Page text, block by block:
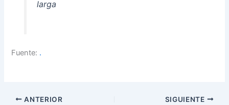
larga
Fuente: .
ANTERIOR SIGUIENTE